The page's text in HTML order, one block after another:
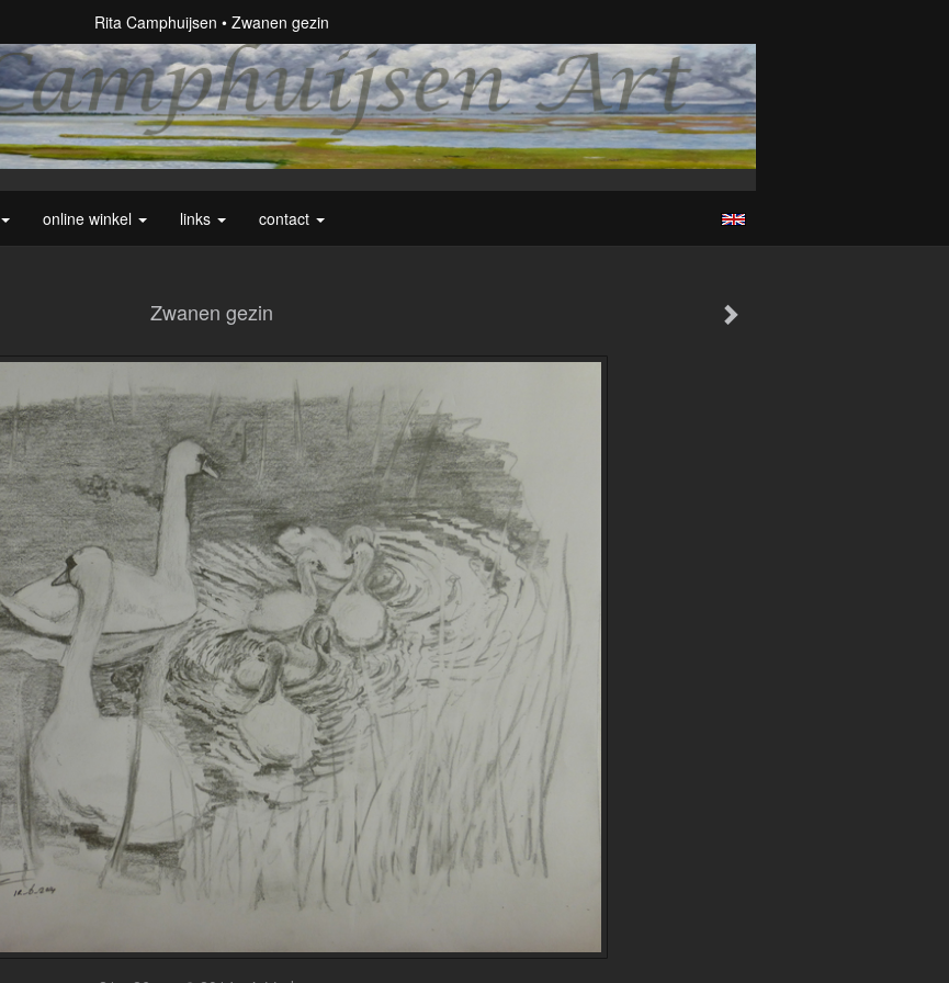
Rita Camphuijsen Zwanen gezin
online winkel links contact
Zwanen gezin